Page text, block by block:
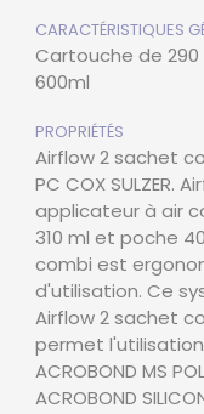
CARACTÉRISTIQUES
Cartouche de 290
600ml
PROPRIÉTÉS
Airflow 2 sachet
PC COX SULZER.
applicateur à air
310 ml et poche
combi est
d'utilisation. Ce
Airflow 2 sachet
permet
ACROBOND MS
ACROBOND